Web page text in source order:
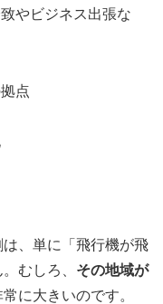
やビジネス出張な
点
、単に「飛行機が飛
むしろ、 その地域が
に大きいのです。